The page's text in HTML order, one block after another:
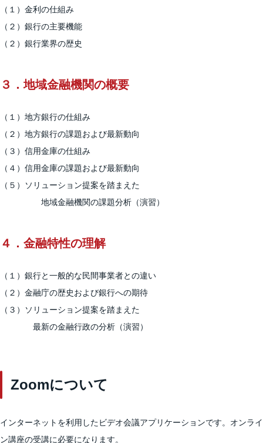
（１）金利の仕組み
（２）銀行の主要機能
（２）銀行業界の歴史
３．地域金融機関の概要
（１）地方銀行の仕組み
（２）地方銀行の課題および最新動向
（３）信用金庫の仕組み
（４）信用金庫の課題および最新動向
（５）ソリューション提案を踏まえた
地域金融機関の課題分析（演習）
４．金融特性の理解
（１）銀行と一般的な民間事業者との違い
（２）金融庁の歴史および銀行への期待
（３）ソリューション提案を踏まえた
最新の金融行政の分析（演習）
Zoomについて
インターネットを利用したビデオ会議アプリケーションです。オンライ
ン講座の受講に必要になります。